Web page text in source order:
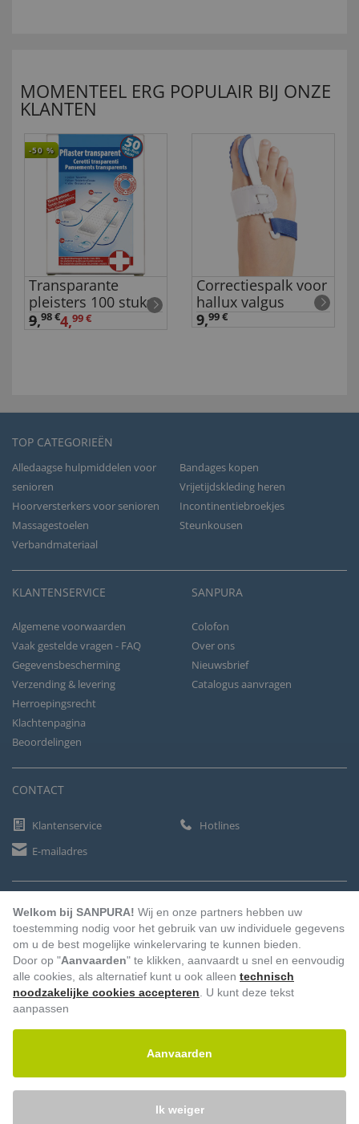
MOMENTEEL ERG POPULAIR BIJ ONZE
KLANTEN
-50 %
Transparante
pleisters 100 stuks
9,98 €4,99 €
Correctiespalk voor
hallux valgus
9,99 €
TOP CATEGORIEËN
Alledaagse hulpmiddelen voor
senioren
Bandages kopen
Vrijetijdskleding heren
Hoorversterkers voor senioren
Incontinentiebroekjes
Massagestoelen
Steunkousen
Verbandmateriaal
KLANTENSERVICE
Algemene voorwaarden
Vaak gestelde vragen - FAQ
Gegevensbescherming
Verzending & levering
Herroepingsrecht
Klachtenpagina
Beoordelingen
SANPURA
Colofon
Over ons
Nieuwsbrief
Catalogus aanvragen
CONTACT
Klantenservice
Hotlines
E-mailadres
Vooruitbetaling Factuur Automatische afschrijving
Welkom bij SANPURA! Wij en onze partners hebben uw
toestemming nodig voor het gebruik van uw individuele gegevens
om u de best mogelijke winkelervaring te kunnen bieden.
Door op "Aanvaarden" te klikken, aanvaardt u snel en eenvoudig
alle cookies, als alternatief kunt u ook alleen technisch
noodzakelijke cookies accepteren . U kunt deze tekst
aanpassen
Aanvaarden
Ik weiger